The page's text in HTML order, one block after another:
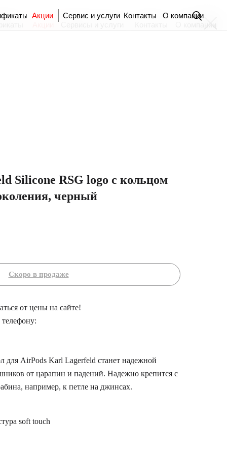
Сервис и услуги Контакты О компании
Акции
Silicone RSG logo с кольцом
черный
от цены на сайте!
AirPods Karl Lagerfeld станет надежной
от царапин и падений. Надежно крепится с
например, к петле на джинсах.
soft touch